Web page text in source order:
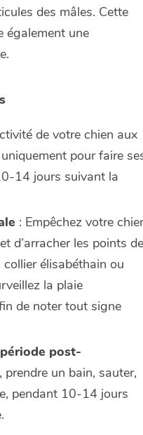
des mâles. Cette
également une
de votre chien aux
pour faire
14 jours suivant la
: Empêchez votre
d’arracher les points de
élisabéthain ou
la plaie
de noter tout signe
post-
prendre un bain, sauter,
pendant 10-14 jours